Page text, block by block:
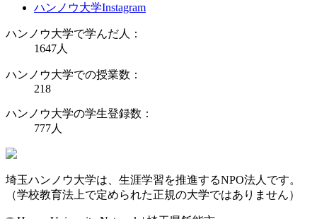
ハンノウ大学Instagram
ハンノウ大学で学んだ人：
1647人
ハンノウ大学での授業数：
218
ハンノウ大学の学生登録数：
777人
埼玉ハンノウ大学は、生涯学習を推進するNPO法人です。
（学校教育法上で定められた正規の大学ではありません）